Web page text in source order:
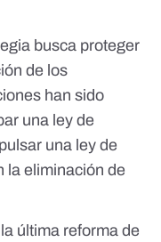
busca proteger
de los
han sido
una ley de
una ley de
la eliminación de
última reforma de